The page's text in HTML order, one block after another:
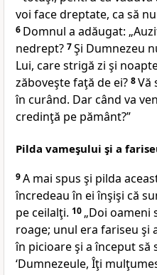
voi face dreptate, ca să
6 Domnul a adăugat:
nedrept? 7Şi Dumnezeu
Lui, care strigă zi şi
zăboveşte faţă de ei? 8Vă
în curând. Dar când va
credinţă pe pământ?”
Pilda vameşului şi a
9A mai spus şi pilda
încredeau în ei înşişi că
pe ceilalţi. 10 „Doi oameni
roage; unul era fariseu şi
în picioare şi a început să
‘Dumnezeule, Îţi